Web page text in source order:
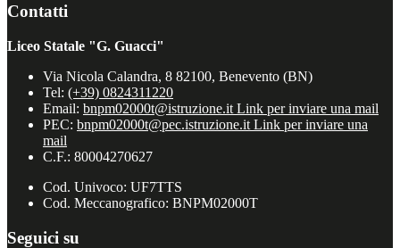
Contatti
Liceo Statale "G. Guacci"
Via Nicola Calandra, 8 82100, Benevento (BN)
Tel: (+39) 0824311220
Email: bnpm02000t@istruzione.it Link per inviare una mail
PEC: bnpm02000t@pec.istruzione.it Link per inviare una
mail
C.F.: 80004270627
Cod. Univoco: UF7TTS
Cod. Meccanografico: BNPM02000T
Seguici su